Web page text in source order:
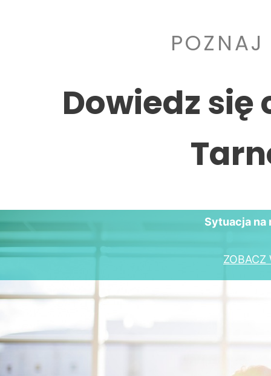
Dowiedz się
Sytuacja na
ZOBACZ